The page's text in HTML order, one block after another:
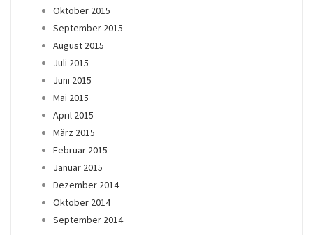
Oktober 2015
September 2015
August 2015
Juli 2015
Juni 2015
Mai 2015
April 2015
März 2015
Februar 2015
Januar 2015
Dezember 2014
Oktober 2014
September 2014